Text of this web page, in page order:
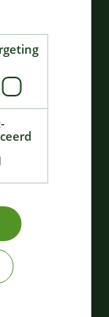
Murale en
Pastel
le panier